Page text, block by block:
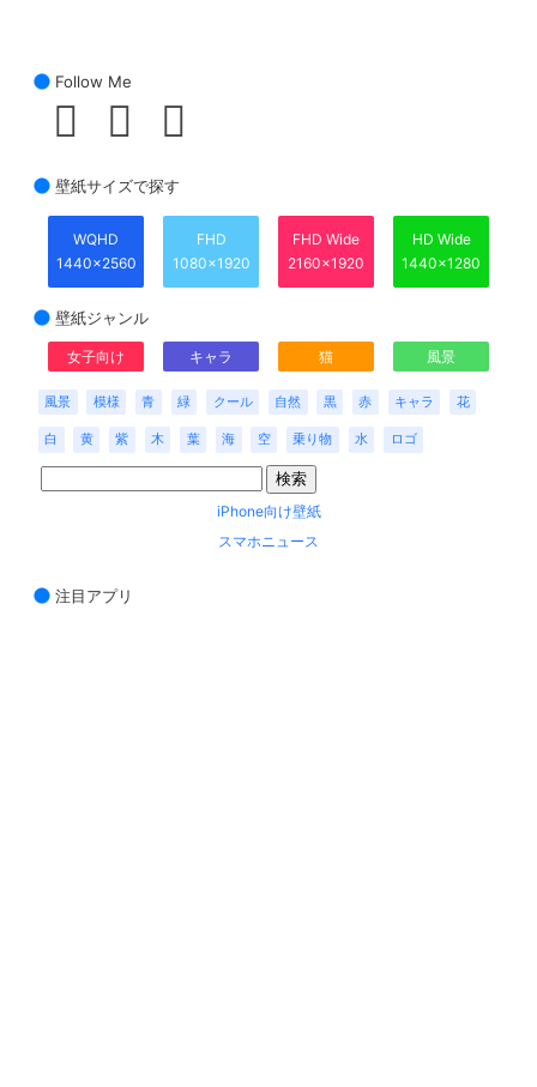
Follow Me
壁紙サイズで探す
WQHD
1440x2560
FHD
1080x1920
FHD Wide
2160x1920
HD Wide
1440x1280
壁紙ジャンル
女子向け キャラ 猫 風景
風景 模様 青 緑 クール 自然 黒 赤 キャラ 花
白 黄 紫 木 葉 海 空 乗り物 水 ロゴ
iPhone向け壁紙
スマホニュース
注目アプリ